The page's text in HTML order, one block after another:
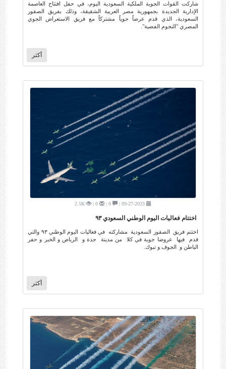
شاركت القوات الجوية الملكية السعودية اليوم، في حفل افتتاح العاصمة
الإدارية الجديدة بجمهورية مصر العربية الشقيقة، وذلك بفريق الصقور
السعودية، الذي قدم عرضاً جوياً مشتركاً مع فريق الاستعراض الجوي
المصري "النجوم الفضية".
أكثر
09-27-2023 |
0 |
0 |
2.5K
اختتام فعاليات اليوم الوطني السعودي ٩٣
اختتم فريق الصقور السعودية مشاركته في فعاليات اليوم الوطني ٩٣ والتي
قدم فيها عروضا جوية في كلا من مدينة جدة و الرياض و الخبر و حفر
الباطن و الجوف و تبوك.
أكثر